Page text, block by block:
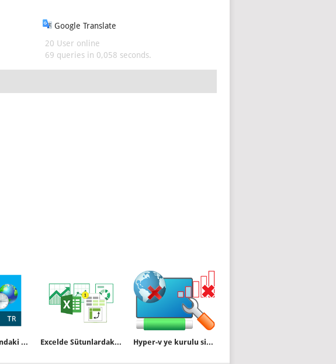
Google Translate
20 User online
69 queries in 0,058 seconds.
Görev çubuğundaki dil simgesi kayboldu Excelde Sütunlardaki verileri satırlara dönüştürme Hyper-v ye kurulu sistemde internet yok